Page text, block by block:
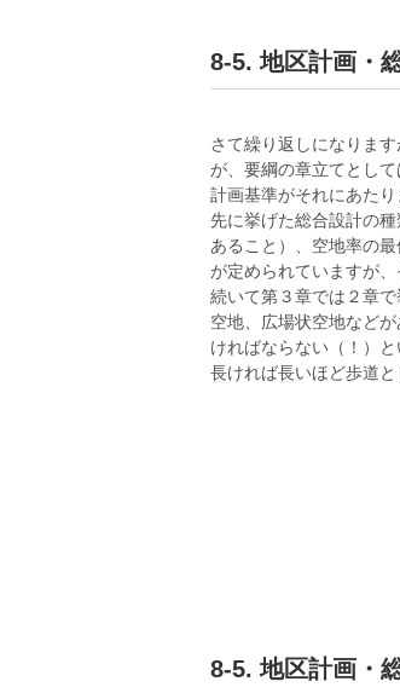
8-5. 地区計画・
さて繰り返しになりま
が、要綱の章立てとし
計画基準がそれにあたり
先に挙げた総合設計の
あること）、空地率の
が定められていますが
続いて第３章では２章
空地、広場状空地など
ければならない（！）
長ければ長いほど歩道
8-5. 地区計画・